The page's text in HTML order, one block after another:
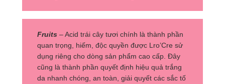
Fruits – Acid trái cây tươi chính là thành phần
quan trọng, hiếm, độc quyền được Lro’Cre sử
dụng riêng cho dòng sản phẩm cao cấp. Đây
cũng là thành phần quyết định hiệu quả trắng
da nhanh chóng, an toàn, giải quyết các sắc tố